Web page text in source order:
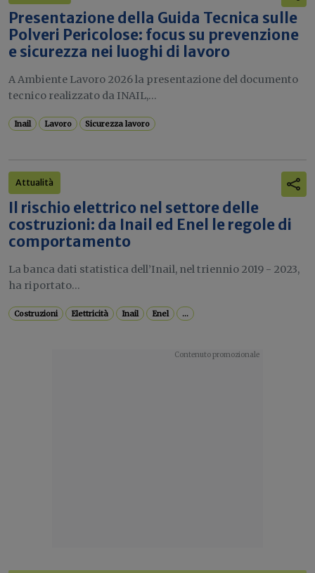
Presentazione della Guida Tecnica sulle
Polveri Pericolose: focus su prevenzione
e sicurezza nei luoghi di lavoro
A Ambiente Lavoro 2026 la presentazione del documento
tecnico realizzato da INAIL,...
Inail Lavoro Sicurezza lavoro
Attualità
Il rischio elettrico nel settore delle
costruzioni: da Inail ed Enel le regole di
comportamento
La banca dati statistica dell’Inail, nel triennio 2019 - 2023,
ha riportato...
Costruzioni Elettricità Inail Enel ...